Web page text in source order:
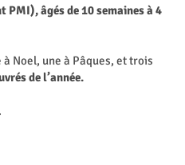
âgés de 10 semaines à 4
Noel, une à Pâques, et trois
de l’année.